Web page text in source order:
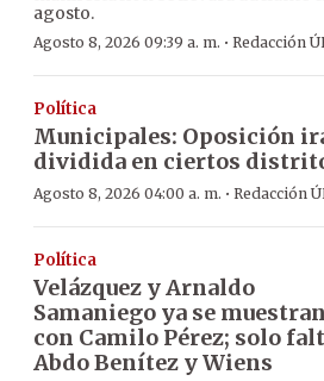
agosto.
Agosto 8, 2026 09:39 a. m. · Redacción
Política
Municipales: Oposición
dividida en ciertos
Agosto 8, 2026 04:00 a. m. · Redacción
Política
Velázquez y Arnaldo
Samaniego ya se muestran
con Camilo Pérez; solo
Abdo Benítez y Wiens